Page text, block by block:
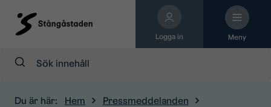
Logga in Meny
Sök:
Du är här: Hem
Pressmeddelanden